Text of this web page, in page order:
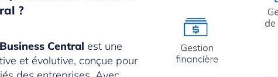
?
Central est une
et évolutive, conçue pour